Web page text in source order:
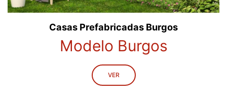
Casas Prefabricadas Burgos
Modelo Burgos
VER